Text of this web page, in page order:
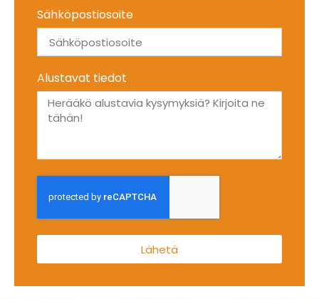
Sähköpostiosoite
Alustavat tiedot
Lähetä